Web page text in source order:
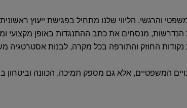
והרגשי. הליווי שלנו מתחיל בפגישת ייעוץ
הנדרשות, מנסחים את כתב ההתנגדות באופן מקצועי
נקודות החוזק והתורפה בכל מקרה, לבנות אסטרטגיה
המשפטיים, אלא גם מספק תמיכה, הכוונה וביטחון